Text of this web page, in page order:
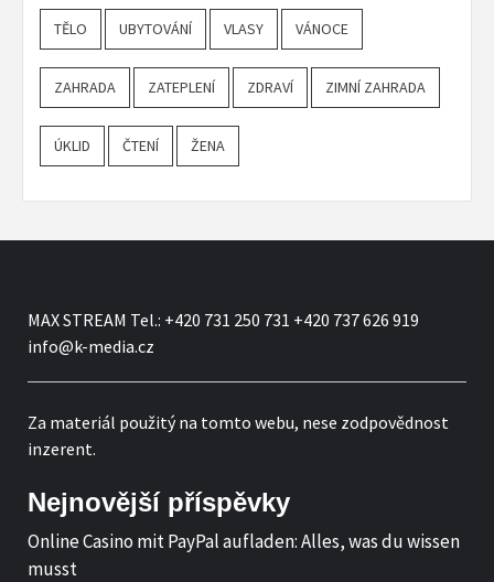
TĚLO UBYTOVÁNÍ VLASY VÁNOCE
ZAHRADA ZATEPLENÍ ZDRAVÍ ZIMNÍ ZAHRADA
ÚKLID ČTENÍ ŽENA
MAX STREAM Tel.: +420 731 250 731 +420 737 626 919
info@k-media.cz
Za materiál použitý na tomto webu, nese zodpovědnost
inzerent.
Nejnovější příspěvky
Online Casino mit PayPal aufladen: Alles, was du wissen
musst